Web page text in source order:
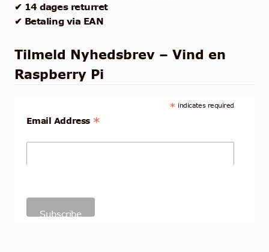
✔ 14 dages returret
✔ Betaling via EAN
Tilmeld Nyhedsbrev – Vind en
Raspberry Pi
* indicates required
Email Address *